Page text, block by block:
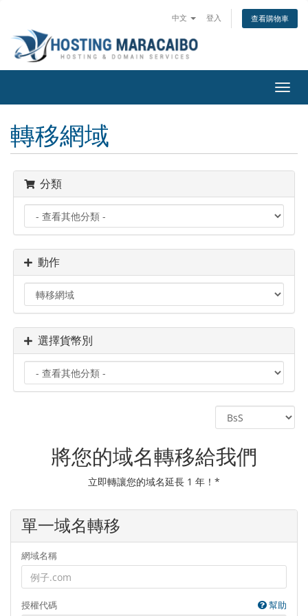
中文 登入 查看購物車
切
換
轉移網域
分類
動作
選擇貨幣別
將您的域名轉移給我們
立即轉讓您的域名延長 1 年！*
單一域名轉移
網域名稱
授權代碼 幫助